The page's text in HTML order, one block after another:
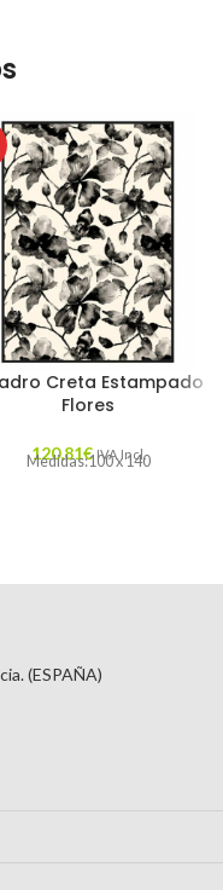
Creta Estampado
Flores
120,81€ IVA Incl.
Medidas:100 x 140
(ESPAÑA)